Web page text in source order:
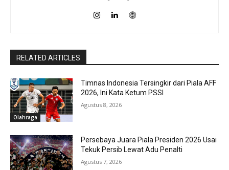
RELATED ARTICLES
Olahraga
Timnas Indonesia Tersingkir dari Piala AFF
2026, Ini Kata Ketum PSSI
Agustus 8, 2026
Persebaya Juara Piala Presiden 2026 Usai
Tekuk Persib Lewat Adu Penalti
Agustus 7, 2026